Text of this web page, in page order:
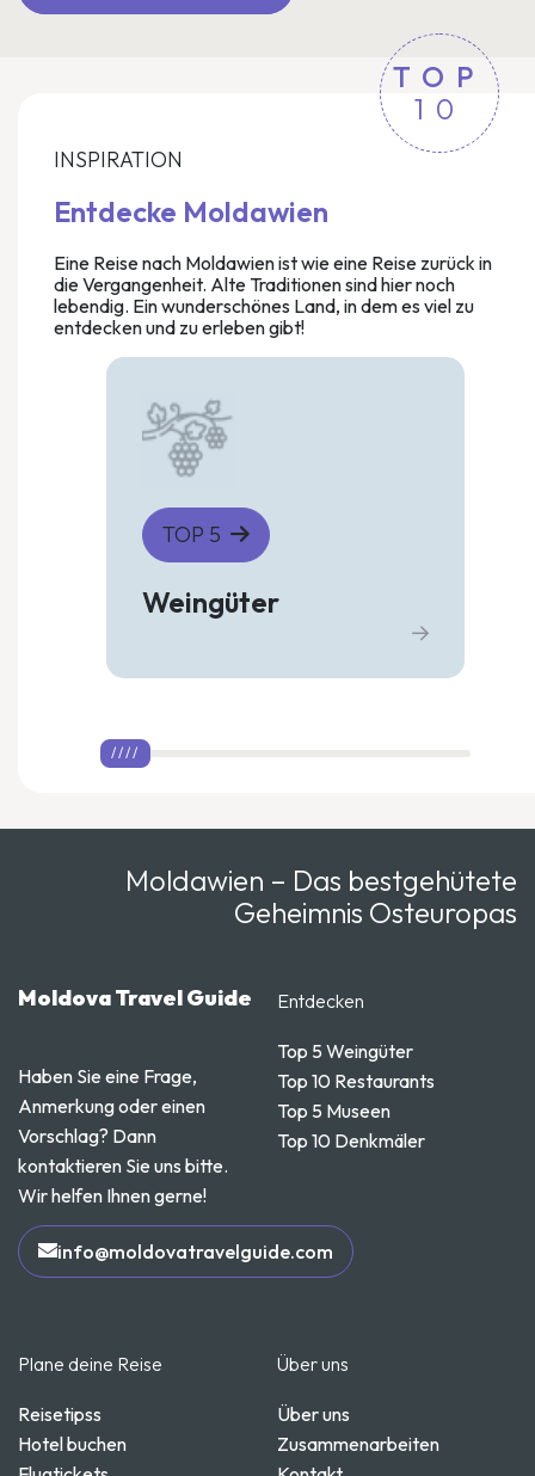
TOP
10
INSPIRATION
Entdecke Moldawien
Eine Reise nach Moldawien ist wie eine Reise zurück in
die Vergangenheit. Alte Traditionen sind hier noch
lebendig. Ein wunderschönes Land, in dem es viel zu
entdecken und zu erleben gibt!
TOP 5
Weingüter
Moldawien – Das bestgehütete
Geheimnis Osteuropas
Moldova Travel Guide
Haben Sie eine Frage,
Anmerkung oder einen
Vorschlag? Dann
kontaktieren Sie uns bitte.
Wir helfen Ihnen gerne!
info@moldovatravelguide.com
Entdecken
Top 5 Weingüter
Top 10 Restaurants
Top 5 Museen
Top 10 Denkmäler
Plane deine Reise
Reisetipss
Hotel buchen
Über uns
Über uns
Zusammenarbeiten